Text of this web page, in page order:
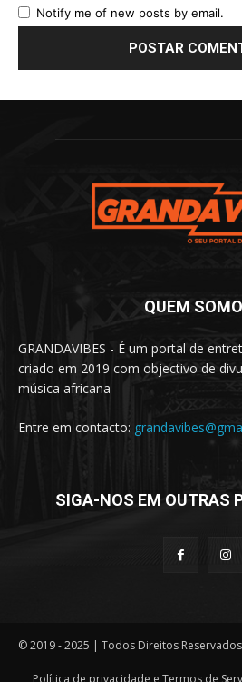
Notify me of new posts by email.
QUEM
GRANDAVIBES - É um portal de
criado em 2019 com objectivo de
música africana
Entre em contacto:
SIGA-NOS EM OUTRAS
© 2019 - 2025 | Todos Direitos Reservados
Política de privacidade e Termos de